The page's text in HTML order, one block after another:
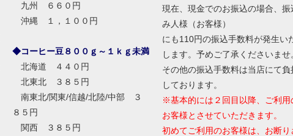
九州 ６６０円
沖縄 １，１００円
◆コーヒー豆８００ｇ～１ｋｇ未満
北海道 ４４０円
北東北 ３８５円
南東北/関東/信越/北陸/中部 ３
８５円
関西 ３８５円
現在、現金でのお振込の場合、振
み人様（お客様）
にも110円の振込手数料が発生い
します。予めご了承くださいませ
その他の振込手数料は当店にて負
しております。
※基本的には２回目以降、ご利用
お客様とさせていただきます。
初めてご利用のお客様は、お断り